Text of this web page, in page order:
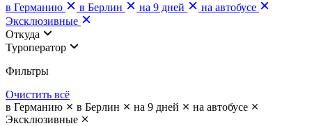
в Германию
в Берлин на 9 дней
на автобусе
Эксклюзивные
Откуда
Туроператор
Фильтры
Очистить всё
в Германию
в Берлин на 9 дней
на автобусе
Эксклюзивные